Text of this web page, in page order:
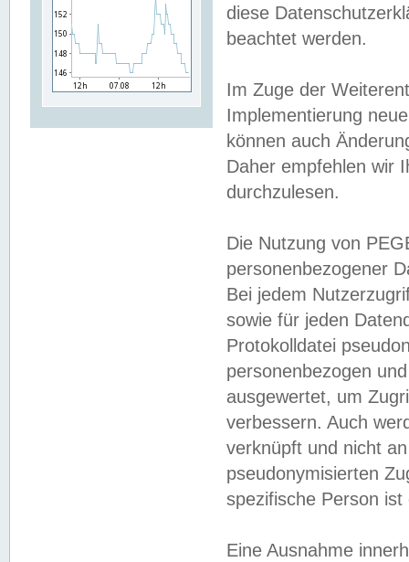
diese
beachtet werden.
Im Zuge der
Implementierung
können auch
Daher empfehlen wir
durchzulesen.
Die Nutzung von
personenbezogener
Bei jedem
sowie für jeden
Protokolldatei
personenbezogen
ausgewertet, um
verbessern. Auch
verknüpft und nicht
pseudonymisierten
spezifische Person
Eine Ausnahme